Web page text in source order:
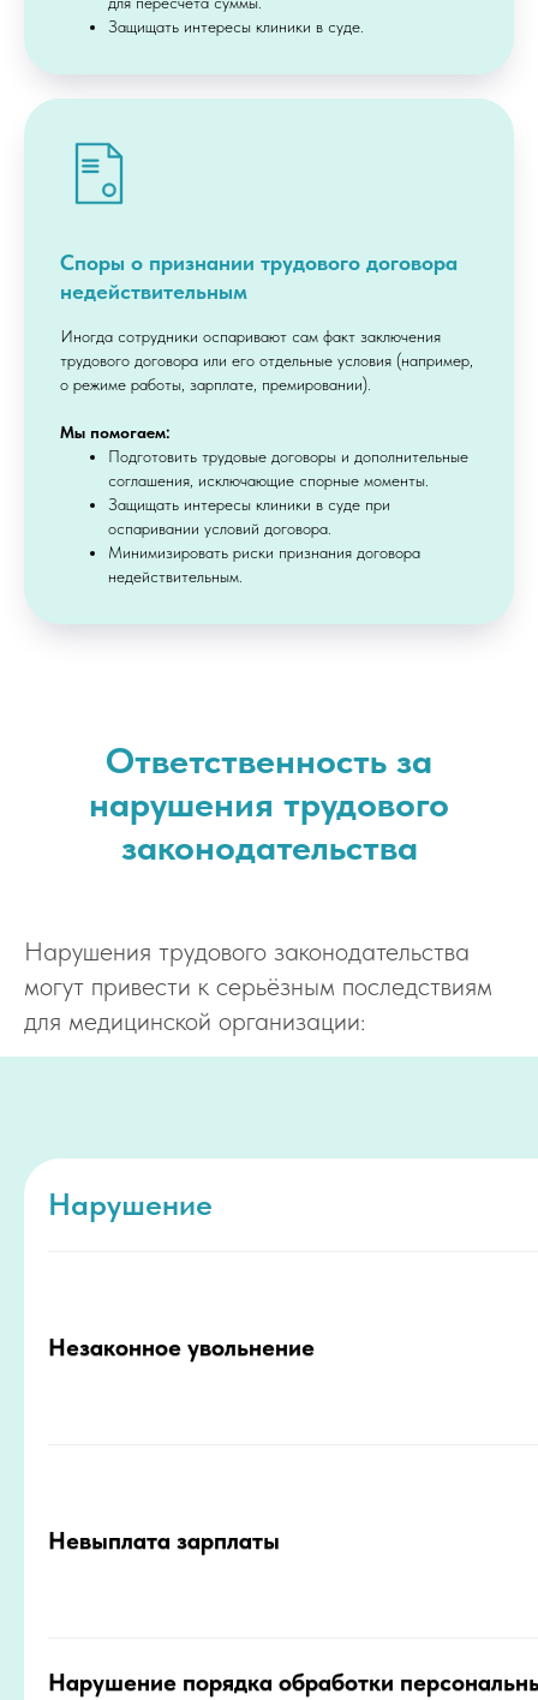
Защищать интересы клиники в суде.
Споры о признании трудового договора
недействительным
Иногда сотрудники оспаривают сам факт заключения
трудового договора или его отдельные условия (например,
о режиме работы, зарплате, премировании).
Мы помогаем:
Подготовить трудовые договоры и дополнительные
соглашения, исключающие спорные моменты.
Защищать интересы клиники в суде при
оспаривании условий договора.
Минимизировать риски признания договора
недействительным.
Ответственность за
нарушения трудового
законодательства
Нарушения трудового законодательства
могут привести к серьёзным последствиям
для медицинской организации:
Нарушение
Незаконное увольнение
Невыплата зарплаты
Нарушение порядка обработки